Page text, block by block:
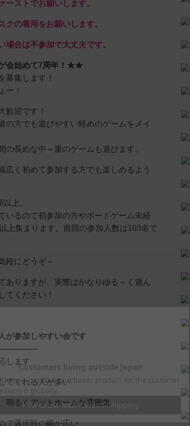
ストでお願いします。
の着用をお願いします。
合は不参加で大丈夫です。
会始めて7周年！★★
募集します！
ー！
歓迎です！
の方でも遊びやすい軽めのゲームをメイ
の長めな中～重のゲームも遊びます。
広く初めて参加する方でも楽しめるよう
上。
いるので初参加の方やボードゲーム未経
上集まります。前回の参加人数は103名で
軽にどうぞ～
ありますが、実際はかなりゆる～く遊ん
てください！
が参加しやすい会です
します
てくれる人が多い
明るくアットホームな雰囲気
で選択肢の幅が広い